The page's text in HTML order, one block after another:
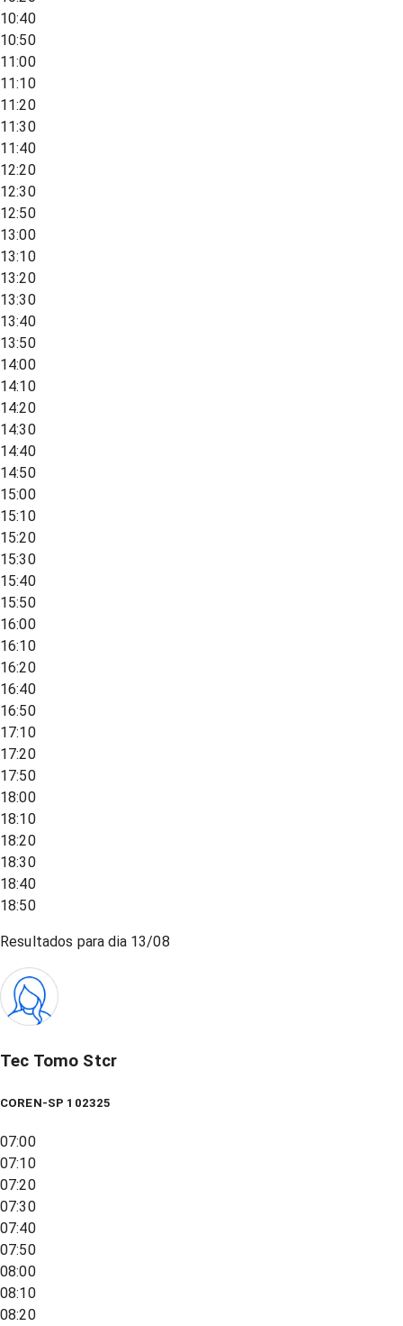
10:40
10:50
11:00
11:10
11:20
11:30
11:40
12:20
12:30
12:50
13:00
13:10
13:20
13:30
13:40
13:50
14:00
14:10
14:20
14:30
14:40
14:50
15:00
15:10
15:20
15:30
15:40
15:50
16:00
16:10
16:20
16:40
16:50
17:10
17:20
17:50
18:00
18:10
18:20
18:30
18:40
18:50
Resultados para dia 13/08
Tec Tomo Stcr
COREN-SP 102325
07:00
07:10
07:20
07:30
07:40
07:50
08:00
08:10
08:20